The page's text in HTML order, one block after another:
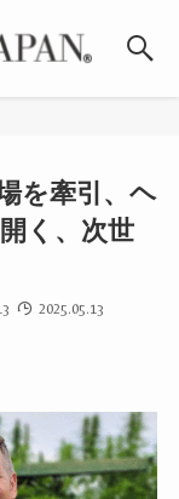
を牽引、ヘ
く、次世
2025.05.13